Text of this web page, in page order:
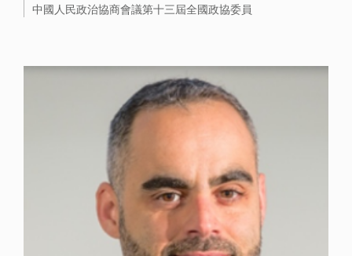
中國人民政治協商會議第十三屆全國政協委員